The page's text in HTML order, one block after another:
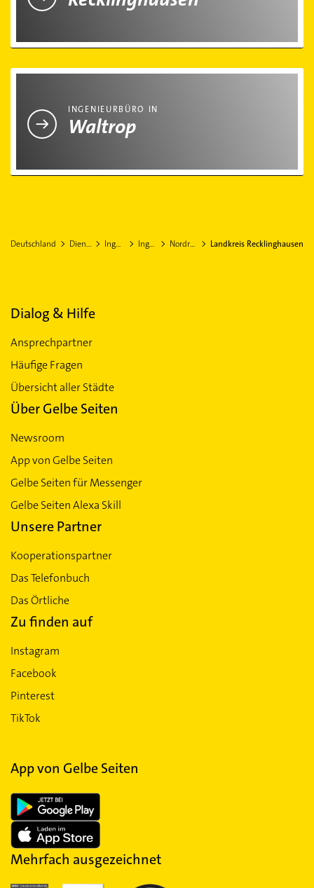
INGENIEURBÜRO IN
Waltrop
Deutschland Dienstleistungen Ingenieurbüros Ingenieurbüro Nordrhein-Westfalen Landkreis Recklinghausen
Dialog & Hilfe
Ansprechpartner
Häufige Fragen
Übersicht aller Städte
Über Gelbe Seiten
Newsroom
App von Gelbe Seiten
Gelbe Seiten für Messenger
Gelbe Seiten Alexa Skill
Unsere Partner
Kooperationspartner
Das Telefonbuch
Das Örtliche
Zu finden auf
Instagram
Facebook
Pinterest
TikTok
App von Gelbe Seiten
Mehrfach ausgezeichnet